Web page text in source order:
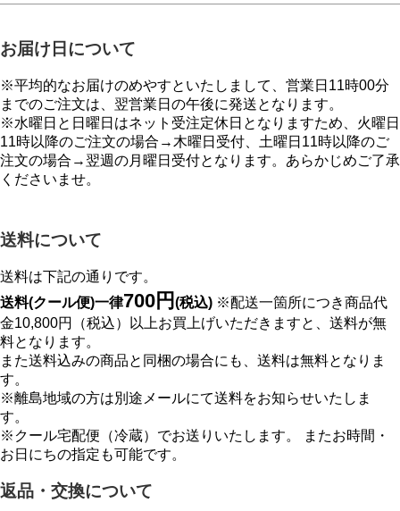
お届け日について
※平均的なお届けのめやすといたしまして、営業日11時00分
までのご注文は、翌営業日の午後に発送となります。
※水曜日と日曜日はネット受注定休日となりますため、火曜日
11時以降のご注文の場合→木曜日受付、土曜日11時以降のご
注文の場合→翌週の月曜日受付となります。あらかじめご了承
くださいませ。
送料について
送料は下記の通りです。
送料(クール便)一律700円 (税込) ※配送一箇所につき商品代
金10,800円（税込）以上お買上げいただきますと、送料が無
料となります。
また送料込みの商品と同梱の場合にも、送料は無料となりま
す。
※離島地域の方は別途メールにて送料をお知らせいたしま
す。
※クール宅配便（冷蔵）でお送りいたします。 またお時間・
お日にちの指定も可能です。
返品・交換について